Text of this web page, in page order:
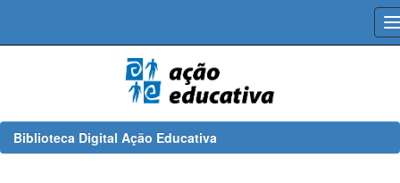
Biblioteca Digital Ação Educativa